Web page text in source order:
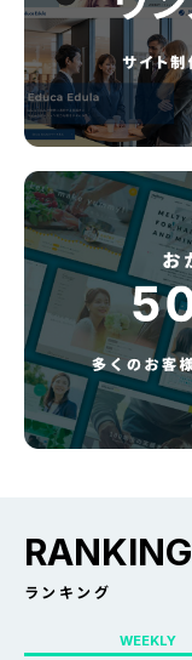
RANKING
ランキング
WEEKLY